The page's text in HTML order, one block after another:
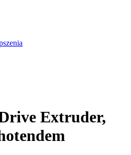
Extruder,